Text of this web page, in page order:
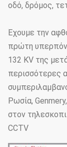
οδό, δρόμος,
Έχουμε την
πρώτη
132 KV της
περισσότερες
Ρωσία,
στον
CCTV